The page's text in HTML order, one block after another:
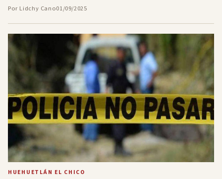
Por Lidchy Cano01/09/2025
HUEHUETLÁN EL CHICO